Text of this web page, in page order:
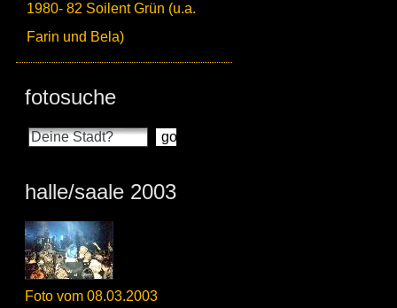
1980- 82 Soilent Grün (u.a.
Farin und Bela)
fotosuche
halle/saale 2003
Foto vom 08.03.2003